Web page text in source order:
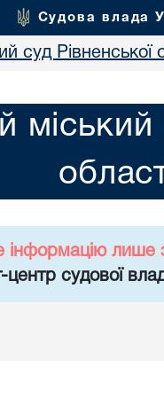
Судова влада
суд Рівненської
міський
інформацію лише
судової